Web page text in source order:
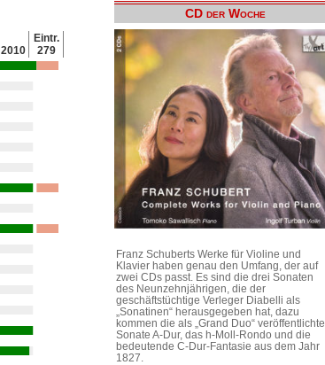
2010
Eintr.
279
CD der Woche
Franz Schuberts Werke für Violine und
Klavier haben genau den Umfang, der auf
zwei CDs passt. Es sind die drei Sonaten
des Neunzehnjährigen, die der
geschäftstüchtige Verleger Diabelli als
„Sonatinen“ herausgegeben hat, dazu
kommen die als „Grand Duo“ veröffentlichte
Sonate A-Dur, das h-Moll-Rondo und die
bedeutende C-Dur-Fantasie aus dem Jahr
1827.